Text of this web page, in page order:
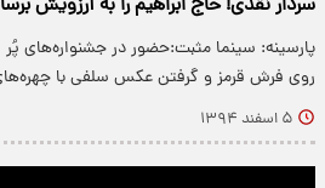
سردار نقدی! حاج ابراهیم را به آرزویش
پارسینه: سینما مثبت:حضور در جشنواره‌های
روی فرش قرمز و گرفتن عکس سلفی با
۵ اسفند ۱۳۹۴